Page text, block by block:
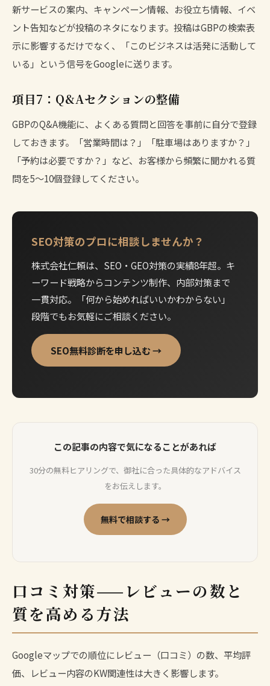
新サービスの案内、キャンペーン情報、お役立ち情報、イベ
ント告知などが投稿のネタになります。投稿はGBPの検索表
示に影響するだけでなく、「このビジネスは活発に活動して
いる」という信号をGoogleに送ります。
項目7：Q&Aセクションの整備
GBPのQ&A機能に、よくある質問と回答を事前に自分で登録
しておきます。「営業時間は？」「駐車場はありますか？」
「予約は必要ですか？」など、お客様から頻繁に聞かれる質
問を5〜10個登録してください。
SEO対策のプロに相談しませんか？
株式会社仁頼は、SEO・GEO対策の実績8年超。キ
ーワード戦略からコンテンツ制作、内部対策まで
一貫対応。「何から始めればいいかわからない」
段階でもお気軽にご相談ください。
SEO無料診断を申し込む →
この記事の内容で気になることがあれば
30分の無料ヒアリングで、御社に合った具体的なアドバイス
をお伝えします。
無料で相談する →
口コミ対策——レビューの数と
質を高める方法
Googleマップでの順位にレビュー（口コミ）の数、平均評
価、レビュー内容のKW関連性は大きく影響します。